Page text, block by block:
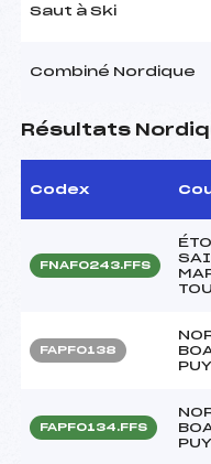
Saut à Ski
Combiné Nordique
Résultats
Codex
FNAF0243.FFS
FAPF0138
FAPF0134.FFS